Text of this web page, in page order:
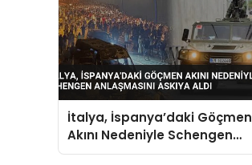
İtalya, İspanya’daki Göçmen
Akını Nedeniyle Schengen
Anlaşmasını Askıya Aldı